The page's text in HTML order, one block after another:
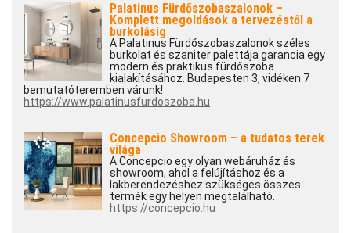
Palatinus Fürdőszobaszalonok –
Komplett megoldások a tervezéstől a
burkolásig
A Palatinus Fürdőszobaszalonok széles
burkolat és szaniter palettája garancia egy
modern és praktikus fürdőszoba
kialakításához. Budapesten 3, vidéken 7
bemutatóteremben várunk!
https://www.palatinusfurdoszoba.hu
Concepcio Showroom – a tudatos terek
világa
A Concepcio egy olyan webáruház és
showroom, ahol a felújításhoz és a
lakberendezéshez szükséges összes
termék egy helyen megtalálható.
https://concepcio.hu